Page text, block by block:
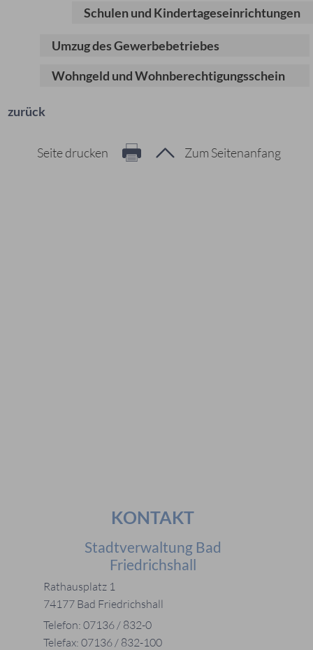
Schulen und Kindertageseinrichtungen
Umzug des Gewerbebetriebes
Wohngeld und Wohnberechtigungsschein
zurück
Zum Seitenanfang
Seite drucken
KONTAKT
Stadtverwaltung Bad
Friedrichshall
Rathausplatz 1
74177 Bad Friedrichshall
Telefon: 07136 / 832-0
Telefax: 07136 / 832-100